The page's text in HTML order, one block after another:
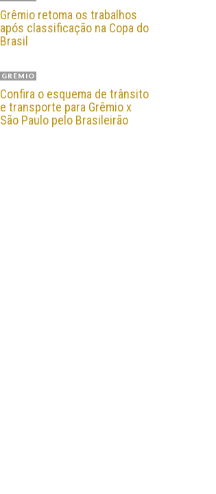
Grêmio retoma os trabalhos
após classificação na Copa do
Brasil
GRÊMIO
Confira o esquema de trânsito
e transporte para Grêmio x
São Paulo pelo Brasileirão